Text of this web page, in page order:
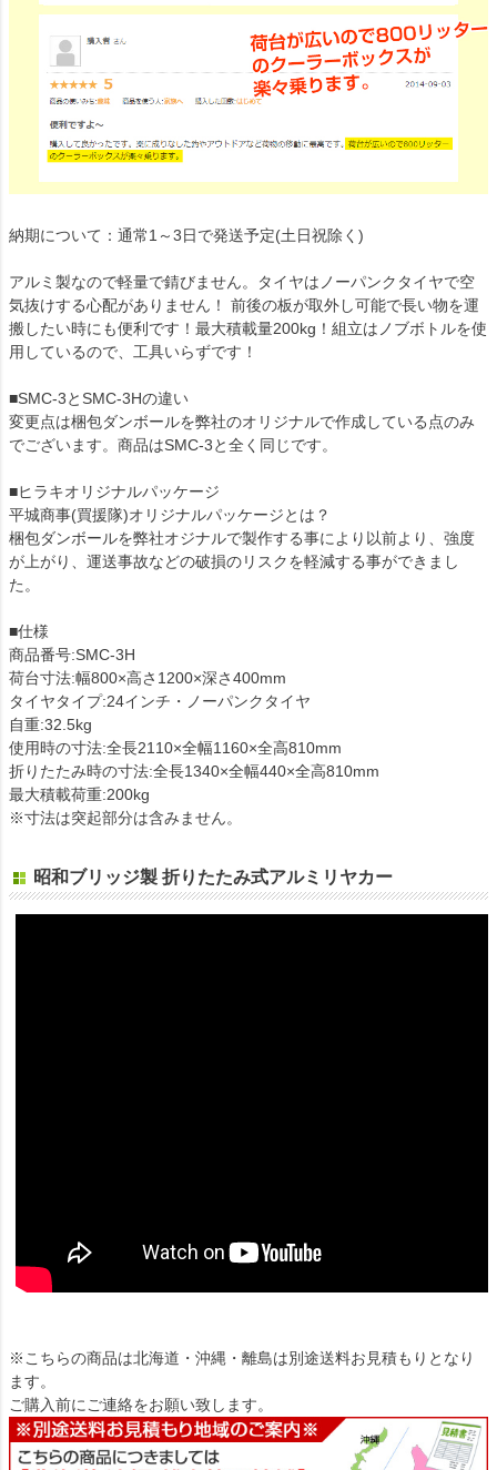
納期について：通常1～3日で発送予定(土日祝除く)
アルミ製なので軽量で錆びません。タイヤはノーパンクタイヤで空
気抜けする心配がありません！ 前後の板が取外し可能で長い物を運
搬したい時にも便利です！最大積載量200kg！組立はノブボトルを使
用しているので、工具いらずです！
■SMC-3とSMC-3Hの違い
変更点は梱包ダンボールを弊社のオリジナルで作成している点のみ
でございます。商品はSMC-3と全く同じです。
■ヒラキオリジナルパッケージ
平城商事(買援隊)オリジナルパッケージとは？
梱包ダンボールを弊社オジナルで製作する事により以前より、強度
が上がり、運送事故などの破損のリスクを軽減する事ができまし
た。
■仕様
商品番号:SMC-3H
荷台寸法:幅800×高さ1200×深さ400mm
タイヤタイプ:24インチ・ノーパンクタイヤ
自重:32.5kg
使用時の寸法:全長2110×全幅1160×全高810mm
折りたたみ時の寸法:全長1340×全幅440×全高810mm
最大積載荷重:200kg
※寸法は突起部分は含みません。
昭和ブリッジ製 折りたたみ式アルミリヤカー
※こちらの商品は北海道・沖縄・離島は別途送料お見積もりとなり
ます。
ご購入前にご連絡をお願い致します。